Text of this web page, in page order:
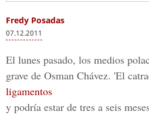
Fredy Posadas
07.12.2011
El lunes pasado, los medios
grave de Osman Chávez. 'El
ligamentos
y podría estar de tres a seis